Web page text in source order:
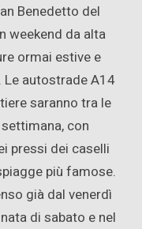
Benedetto del
weekend da alta
ormai estive e
Le autostrade A14
saranno tra le
con
pressi dei caselli
più famose.
già dal venerdì
di sabato e nel